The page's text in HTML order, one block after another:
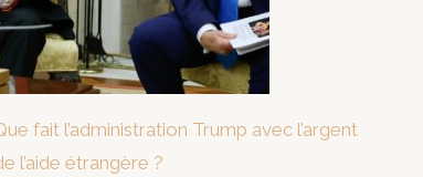
fait l’administration Trump avec l’argent
l’aide étrangère ?